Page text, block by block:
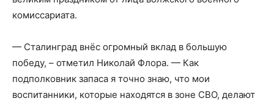
комиссариата.
— Сталинград внёс огромный вклад в большую
победу, – отметил Николай Флора. — Как
подполковник запаса я точно знаю, что мои
воспитанники, которые находятся в зоне СВО, делают